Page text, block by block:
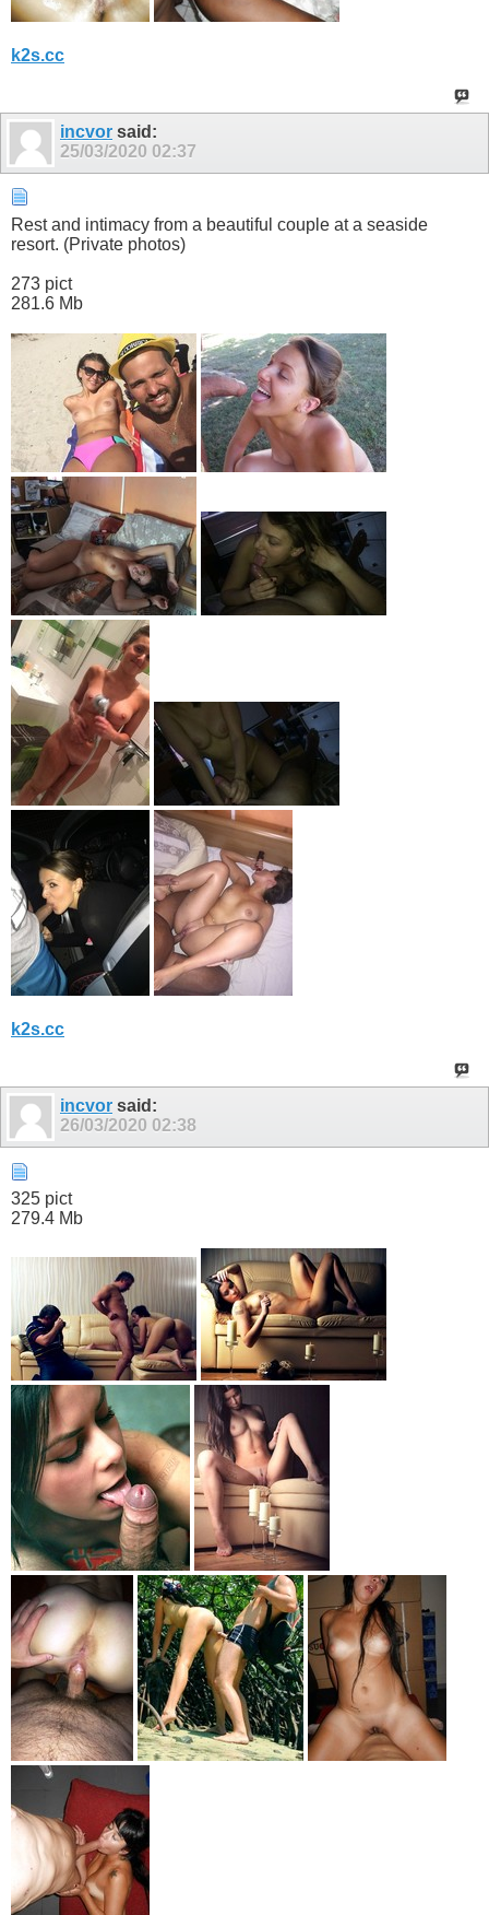
k2s.cc
incvor said:
25/03/2020 02:37
Rest and intimacy from a beautiful couple at a seaside
resort. (Private photos)
273 pict
281.6 Mb
k2s.cc
incvor said:
26/03/2020 02:38
325 pict
279.4 Mb